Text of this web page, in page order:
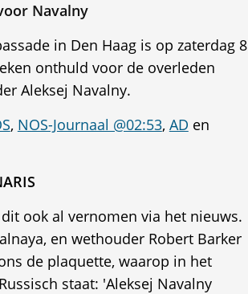
Navalny
in Den Haag is op zaterdag 8
onthuld voor de overleden
Aleksej Navalny.
, NOS-Journaal @02:53, AD en
ook al vernomen via het nieuws.
en wethouder Robert Barker
de plaquette, waarop in het
staat: 'Aleksej Navalny